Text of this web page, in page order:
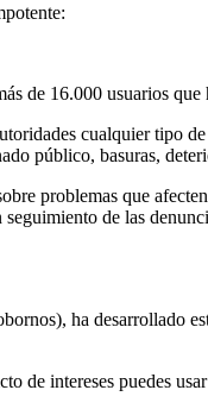
de 16.000 usuarios
cualquier tipo
público, basuras,
problemas que
de las
ha desarrollado
de intereses puedes